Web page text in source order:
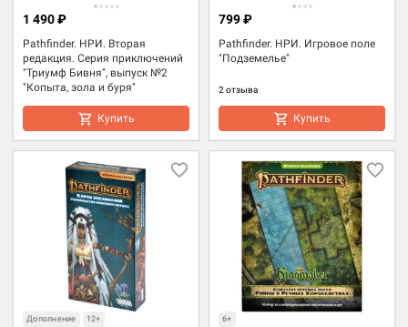
Pathfinder. НРИ. Вторая
редакция. Серия приключений
"Триумф Бивня", выпуск №2
"Копыта, зола и буря"
1 490 ₽
Купить
Pathfinder. НРИ. Игровое поле
"Подземелье"
2 отзыва
799 ₽
Купить
Дополнение 12+ 6+